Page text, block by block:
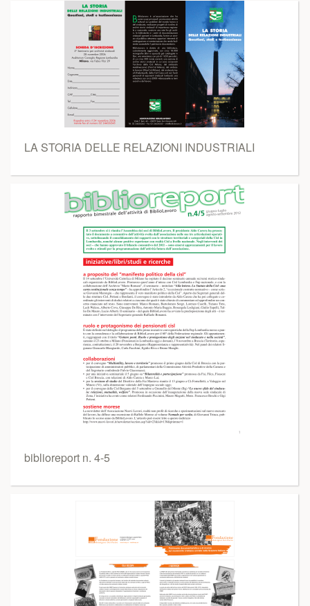
LA STORIA DELLE RELAZIONI INDUSTRIALI
biblioreport n. 4-5